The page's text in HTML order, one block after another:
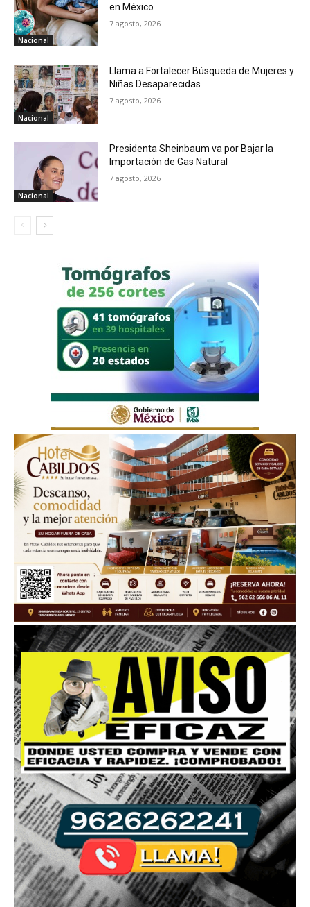
Nacional
en México
7 agosto, 2026
Nacional
Llama a Fortalecer Búsqueda de Mujeres y
Niñas Desaparecidas
7 agosto, 2026
Nacional
Presidenta Sheinbaum va por Bajar la
Importación de Gas Natural
7 agosto, 2026